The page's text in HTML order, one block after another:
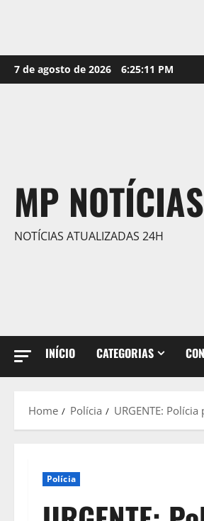
Skip
to
7 de agosto de 2026 6:25:12 PM
MP NOTÍCIAS
NOTÍCIAS ATUALIZADAS 24H
INÍCIO CATEGORIAS
Home Polícia URGENTE:
Polícia